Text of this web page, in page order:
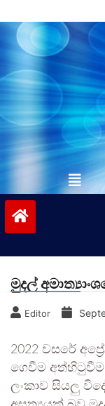
to
content
මුදල්
Editor
2022 වසරේ
ගෙවීම අත්හිටුවීම
ලංකාව සියලු